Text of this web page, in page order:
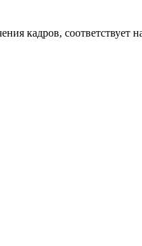
кадров, соответствует